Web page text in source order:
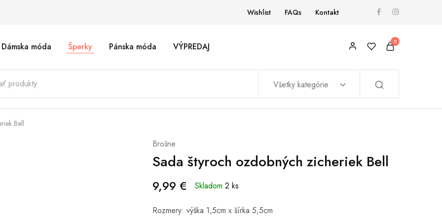
Wishlist FAQs Kontakt
Dámska móda Šperky Pánska móda VÝPREDAJ 0
Všetky kategórie
Bell
Brošne
Sada štyroch ozdobných zicheriek Bell
9,99 € Skladom 2 ks
Rozmery: výška 1,5cm x šírka 5,5cm